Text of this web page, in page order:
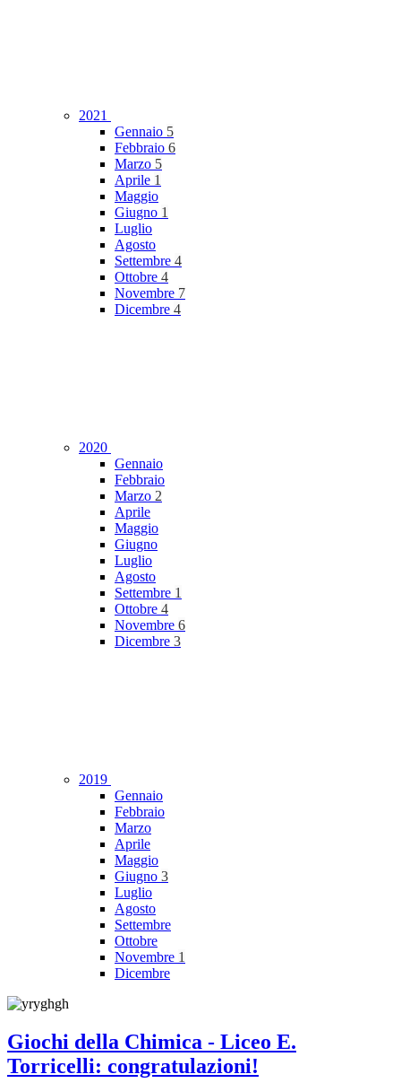
2021
Gennaio 5
Febbraio 6
Marzo 5
Aprile 1
Maggio
Giugno 1
Luglio
Agosto
Settembre 4
Ottobre 4
Novembre 7
Dicembre 4
2020
Gennaio
Febbraio
Marzo 2
Aprile
Maggio
Giugno
Luglio
Agosto
Settembre 1
Ottobre 4
Novembre 6
Dicembre 3
2019
Gennaio
Febbraio
Marzo
Aprile
Maggio
Giugno 3
Luglio
Agosto
Settembre
Ottobre
Novembre 1
Dicembre
Giochi della Chimica - Liceo E.
Torricelli: congratulazioni!